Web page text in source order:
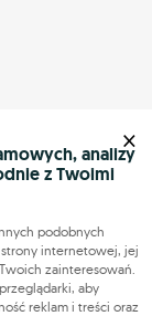
analizy
z Twoimi
podobnych
internetowej, jej
zainteresowań.
aby
reklam i treści oraz
×